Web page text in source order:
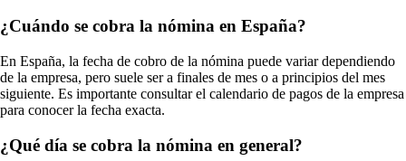
¿Cuándo se cobra la nómina en España?
En España, la fecha de cobro de la nómina puede variar dependiendo
de la empresa, pero suele ser a finales de mes o a principios del mes
siguiente. Es importante consultar el calendario de pagos de la empresa
para conocer la fecha exacta.
¿Qué día se cobra la nómina en general?